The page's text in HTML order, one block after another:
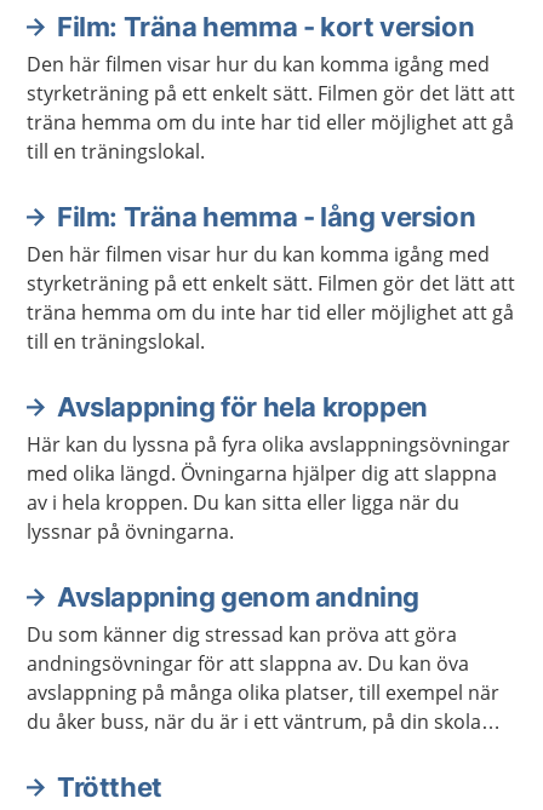
Film: Träna hemma - kort version
Den här filmen visar hur du kan komma igång med
styrketräning på ett enkelt sätt. Filmen gör det lätt att
träna hemma om du inte har tid eller möjlighet att gå
till en träningslokal.
Film: Träna hemma - lång version
Den här filmen visar hur du kan komma igång med
styrketräning på ett enkelt sätt. Filmen gör det lätt att
träna hemma om du inte har tid eller möjlighet att gå
till en träningslokal.
Avslappning för hela kroppen
Här kan du lyssna på fyra olika avslappningsövningar
med olika längd. Övningarna hjälper dig att slappna
av i hela kroppen. Du kan sitta eller ligga när du
lyssnar på övningarna.
Avslappning genom andning
Du som känner dig stressad kan pröva att göra
andningsövningar för att slappna av. Du kan öva
avslappning på många olika platser, till exempel när
du åker buss, när du är i ett väntrum, på din skola
du ligger ner.
Trötthet